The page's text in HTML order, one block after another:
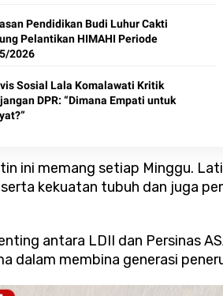
Pendidikan Budi Luhur Cakti
Pelantikan HIMAHI Periode
2026
Sosial Lala Komalawati Kritik
DPR: “Dimana Empati untuk
ini memang setiap Minggu.
kekuatan tubuh dan juga
antara LDII dan Persinas
dalam membina generasi